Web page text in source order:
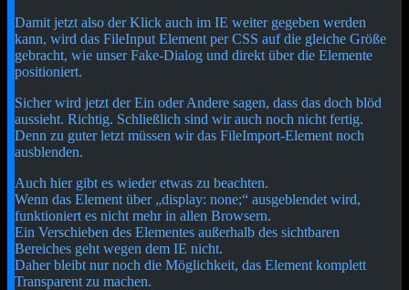
Damit jetzt also der Klick auch im IE weiter gegeben werden
kann, wird das FileInput Element per CSS auf die gleiche Größe
gebracht, wie unser Fake-Dialog und direkt über die Elemente
positioniert.
Sicher wird jetzt der Ein oder Andere sagen, dass das doch blöd
aussieht. Richtig. Schließlich sind wir auch noch nicht fertig.
Denn zu guter letzt müssen wir das FileImport-Element noch
ausblenden.
Auch hier gibt es wieder etwas zu beachten.
Wenn das Element über „display: none;“ ausgeblendet wird,
funktioniert es nicht mehr in allen Browsern.
Ein Verschieben des Elementes außerhalb des sichtbaren
Bereiches geht wegen dem IE nicht.
Daher bleibt nur noch die Möglichkeit, das Element komplett
Transparent zu machen.